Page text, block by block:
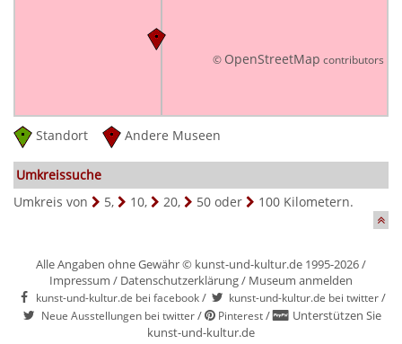
© OpenStreetMap contributors
Standort Andere Museen
Umkreissuche
Umkreis von
5, 10, 20, 50 oder 100 Kilometern.
Alle Angaben ohne Gewähr © kunst-und-kultur.de 1995-2026 /
Impressum / Datenschutzerklärung/ Museum anmelden
kunst-und-kultur.de bei facebook/ kunst-und-kultur.de bei twitter/
Neue Ausstellungen bei twitter/ Pinterest/
Unterstützen Sie
kunst-und-kultur.de